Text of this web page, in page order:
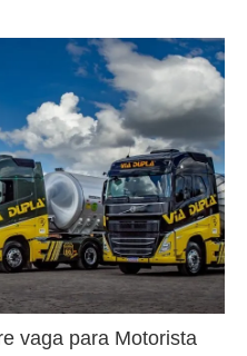
vaga para Motorista